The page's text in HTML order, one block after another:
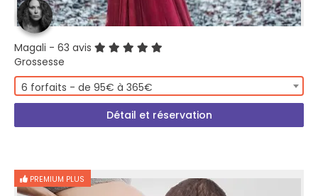
Magali - 63 avis
Grossesse
6 forfaits - de 95€ à 365€
Détail et réservation
PREMIUM PLUS